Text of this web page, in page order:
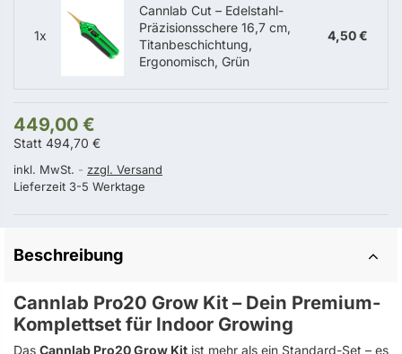
1x
Cannlab Cut – Edelstahl-
Präzisionsschere 16,7 cm,
Titanbeschichtung,
Ergonomisch, Grün
4,50 €
449,00 €
Statt 494,70 €
inkl. MwSt.
zzgl. Versand
Lieferzeit 3-5 Werktage
Beschreibung
Cannlab Pro20 Grow Kit – Dein Premium-
Komplettset für Indoor Growing
Das Cannlab Pro20 Grow Kit ist mehr als ein Standard-Set – es